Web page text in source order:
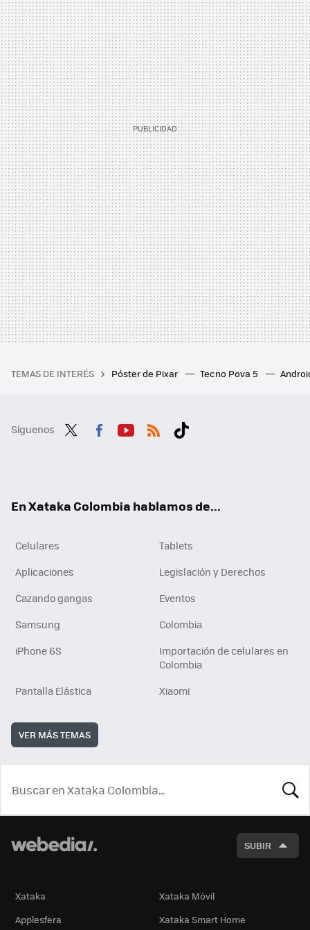
TEMAS DE INTERÉS Póster de Pixar Tecno Pova 5
Síguenos
En Xataka Colombia hablamos de...
Celulares
Tablets
Aplicaciones
Legislación y Derechos
Cazando gangas
Eventos
Samsung
Colombia
iPhone 6S
Importación de celulares en
Colombia
Pantalla Elástica
Xiaomi
VER MÁS TEMAS
SUBIR
Xataka
Xataka Móvil
Applesfera
Xataka Smart Home